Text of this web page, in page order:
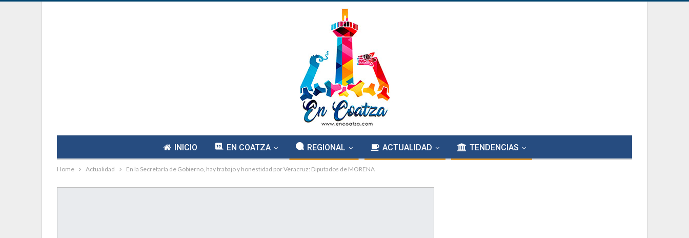
INICIO EN COATZA REGIONAL ACTUALIDAD TENDENCIAS
Home Actualidad En la Secretaría de Gobierno, hay trabajo y honestidad por Veracruz: Diputados de MORENA